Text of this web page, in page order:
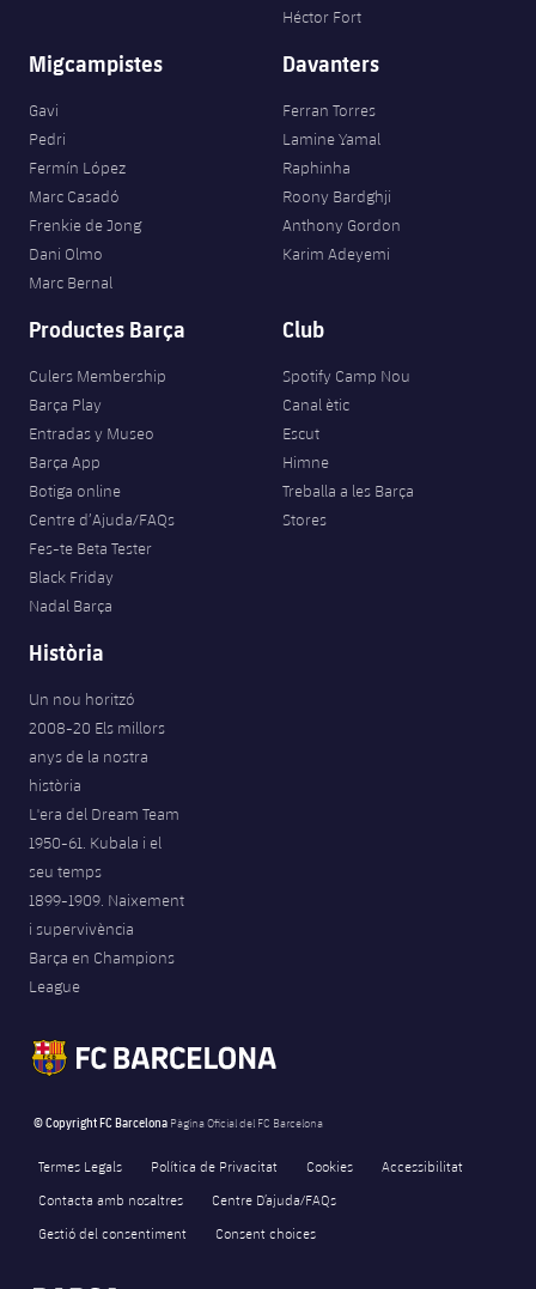
Héctor Fort
Migcampistes
Gavi
Pedri
Fermín López
Marc Casadó
Frenkie de Jong
Dani Olmo
Marc Bernal
Davanters
Ferran Torres
Lamine Yamal
Raphinha
Roony Bardghji
Anthony Gordon
Karim Adeyemi
Productes Barça
Culers Membership
Barça Play
Entradas y Museo
Barça App
Botiga online
Centre d’Ajuda/FAQs
Fes-te Beta Tester
Black Friday
Nadal Barça
Club
Spotify Camp Nou
Canal ètic
Escut
Himne
Treballa a les Barça
Stores
Història
Un nou horitzó
2008-20 Els millors
anys de la nostra
història
L'era del Dream Team
1950-61. Kubala i el
seu temps
1899-1909. Naixement
i supervivència
Barça en Champions
League
© Copyright FC Barcelona Pàgina Oficial del FC Barcelona
Termes Legals Política de Privacitat Cookies
Accessibilitat
Contacta amb nosaltres
Centre D’ajuda/FAQs
Gestió del consentiment
Consent choices